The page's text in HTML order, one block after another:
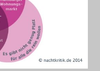
Blog
Blog